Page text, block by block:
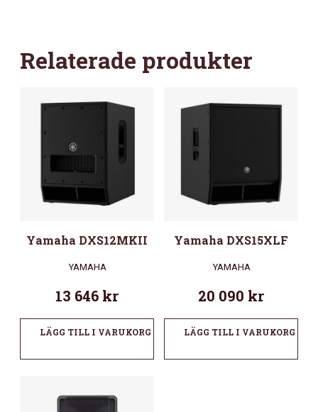
Relaterade produkter
Yamaha DXS12MKII
YAMAHA
13 646 kr
LÄGG TILL I VARUKORG
Yamaha DXS15XLF
YAMAHA
20 090 kr
LÄGG TILL I VARUKORG